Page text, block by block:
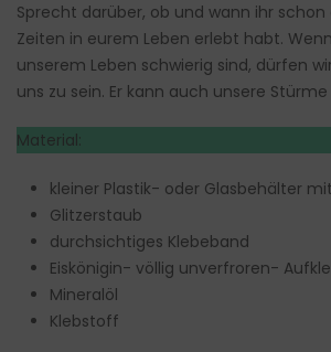
Sprecht darüber, ob und wann ihr
Zeiten in eurem Leben erlebt habt.
unserem Leben schwierig sind, dürfen
uns zu sein. Er kann auch unsere Stürme
Material:
kleiner Plastik- oder Glasbehälter
Glitzerstaub
durchsichtiges Klebeband
Eiskönigin- völlig unverfroren-
Mineralöl
Klebstoff